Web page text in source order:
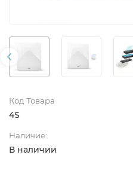
Код Товара
4S
Наличие:
В наличии